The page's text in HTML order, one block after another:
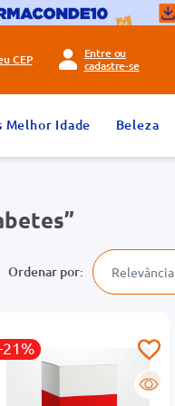
CEP
Entre ou
cadastre-se
Melhor Idade Beleza
Relevância
21%
R